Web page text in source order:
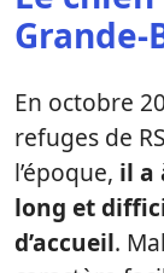
Grande-
En octobre
refuges de
l’époque, il a
long et
d’accueil.